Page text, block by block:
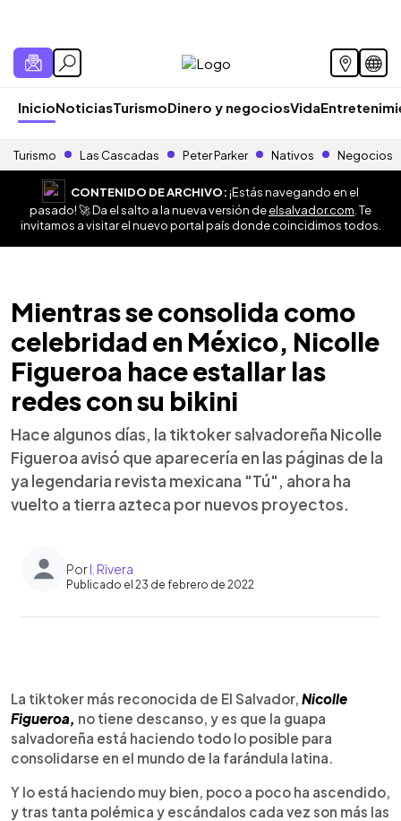
InicioNoticiasTurismoDinero y negociosVida
Turismo Las Cascadas Peter Parker Nativos Negocios
CONTENIDO DE ARCHIVO:¡Estás navegando en el
pasado! 🚀 Da el salto a la nueva versión deelsalvador.com . Te
invitamos a visitar el nuevo portal país donde coincidimos todos.
Mientras se consolida como
celebridad en México, Nicolle
Figueroa hace estallar las
redes con su bikini
Hace algunos días, la tiktoker salvadoreña Nicolle
Figueroa avisó que aparecería en las páginas de la
ya legendaria revista mexicana "Tú", ahora ha
vuelto a tierra azteca por nuevos proyectos.
PorI. Rivera
Publicado el 23 de febrero de 2022
► Escuchar artículo
La tiktoker más reconocida de El Salvador, Nicolle
Figueroa, no tiene descanso, y es que la guapa
salvadoreña está haciendo todo lo posible para
consolidarse en el mundo de la farándula latina.
Y lo está haciendo muy bien, poco a poco ha ascendido,
y tras tanta polémica y escándalos cada vez son más las